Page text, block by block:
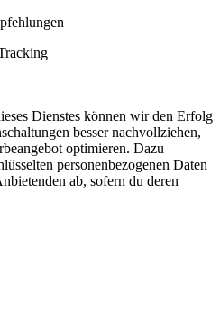
Dienstes können wir den Erfolg
besser nachvollziehen,
optimieren. Dazu
personenbezogenen Daten
ab, sofern du deren